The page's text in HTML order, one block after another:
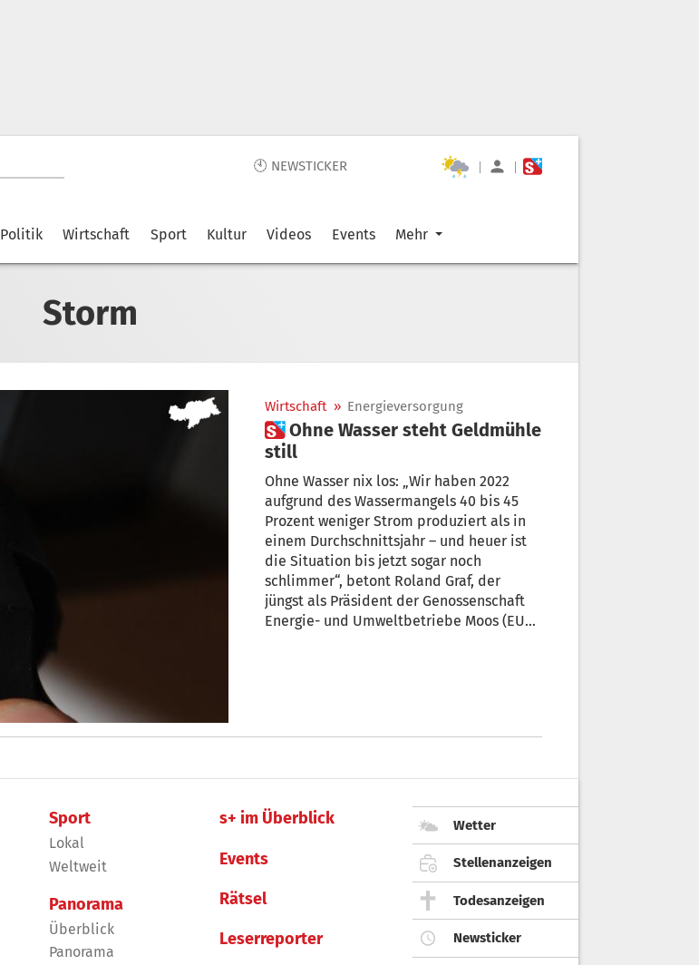
🕙 NEWSTICKER | |
Politik Wirtschaft Sport Kultur Videos Events Mehr
Storm
Wirtschaft » Energieversorgung
 Ohne Wasser steht Geldmühle
still
Ohne Wasser nix los: „Wir haben 2022
aufgrund des Wassermangels 40 bis 45
Prozent weniger Strom produziert als in
einem Durchschnittsjahr – und heuer ist
die Situation bis jetzt sogar noch
schlimmer“, betont Roland Graf, der
jüngst als Präsident der Genossenschaft
Energie- und Umweltbetriebe Moos (EUM)
Sport
Lokal
Weltweit
Panorama
Überblick
Panorama
s+ im Überblick
Events
Rätsel
Leserreporter
Wetter
Stellenanzeigen
Todesanzeigen
Newsticker